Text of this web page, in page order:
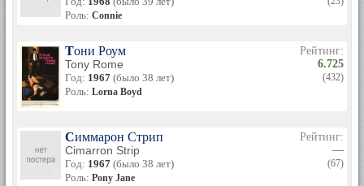
Роль: Connie
Тони Роум
Tony Rome
Год: 1967 (было 38 лет)
Роль: Lorna Boyd
Рейтинг:
6.725
(432)
Симмарон Стрип
Cimarron Strip
Год: 1967 (было 38 лет)
Роль: Pony Jane
Рейтинг:
—
(67)